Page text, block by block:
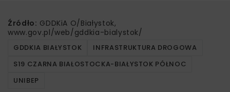
Źródło: GDDKiA O/Białystok,
www.gov.pl/web/gddkia-bialystok/
GDDKIA BIAŁYSTOK
INFRASTRUKTURA DROGOWA
S19 CZARNA BIAŁOSTOCKA-BIAŁYSTOK PÓŁNOC
UNIBEP